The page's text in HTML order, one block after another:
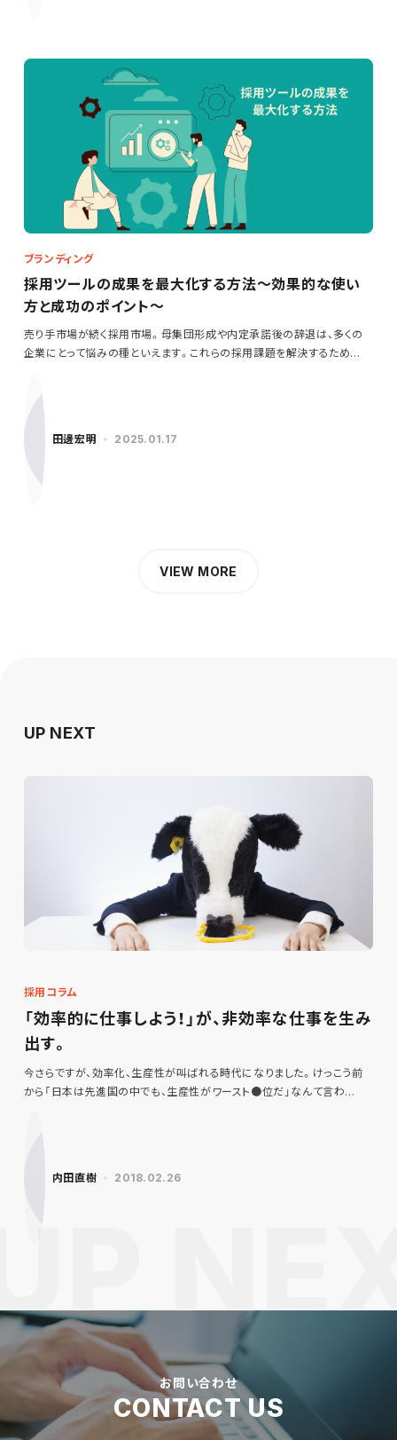
ブランディング
採用ツールの成果を最大化する方法～効果的な使い
方と成功のポイント～
売り手市場が続く採用市場。母集団形成や内定承諾後の辞退は、多くの
企業にとって悩みの種といえます。これらの採用課題を解決するため
田邊宏明 2025.01.17
VIEW MORE
UP NEXT
採用コラム
「効率的に仕事しよう！」が、非効率な仕事を生み
出す。
今さらですが、効率化、生産性が叫ばれる時代になりました。けっこう前
から「日本は先進国の中でも、生産性がワースト●位だ」なんて言わ…
内田直樹 2018.02.26
お問い合わせ
CONTACT US